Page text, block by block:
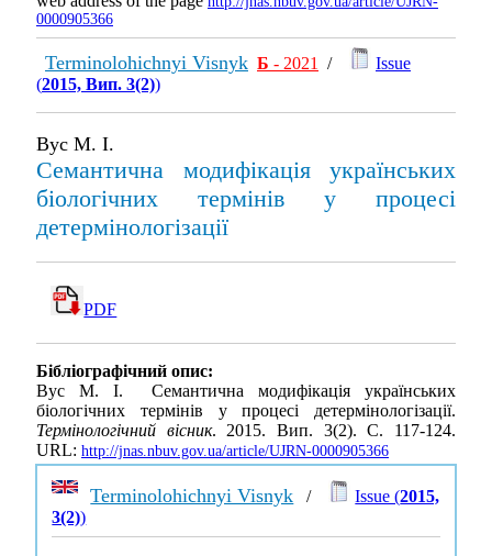
0000905366
Terminolohichnyi Visnyk Б - 2021 /
Issue
(2015, Вип. 3(2))
Вус М. І.
Семантична модифікація українських
біологічних термінів у процесі
детермінологізації
PDF
Бібліографічний опис:
Вус М. І. Семантична модифікація українських
біологічних термінів у процесі детермінологізації.
Термінологічний вісник. 2015. Вип. 3(2). С. 117-124.
URL: http://jnas.nbuv.gov.ua/article/UJRN-0000905366
Terminolohichnyi Visnyk / Issue (2015,
3(2))